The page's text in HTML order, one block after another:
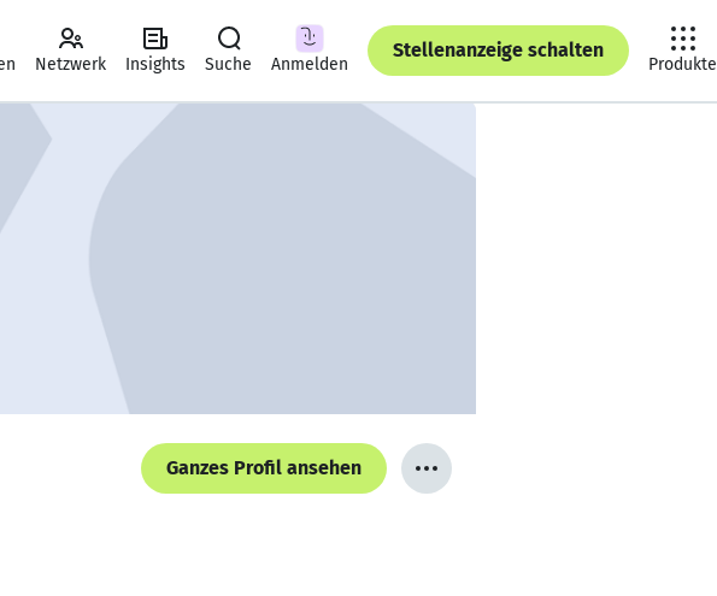
Netzwerk Insights Suche Anmelden
Stellenanzeige schalten
Produkte
Ganzes Profil ansehen